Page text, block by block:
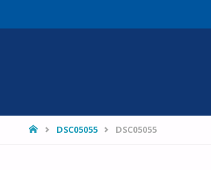
HOMEDSC05055 DSC05055